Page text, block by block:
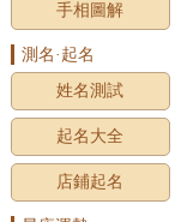
手相圖解
測名·起名
姓名測試
起名大全
店鋪起名